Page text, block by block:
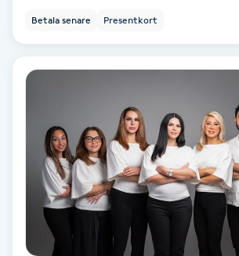
Gua Sha-massage
Hatha Yoga
Headspa
Healing
Betala senare Presentkort